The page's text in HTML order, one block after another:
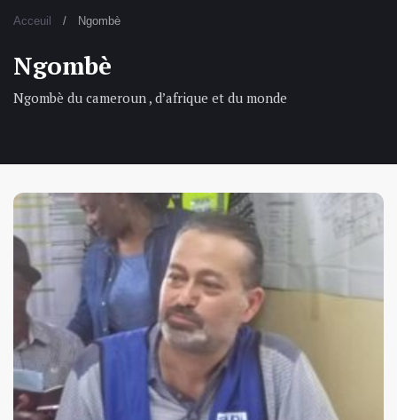
Acceuil Ngombè
Ngombè
Ngombè du cameroun , d’afrique et du monde